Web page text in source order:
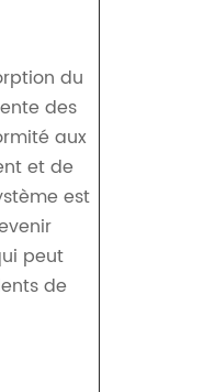
du
des
aux
et de
est
peut
de